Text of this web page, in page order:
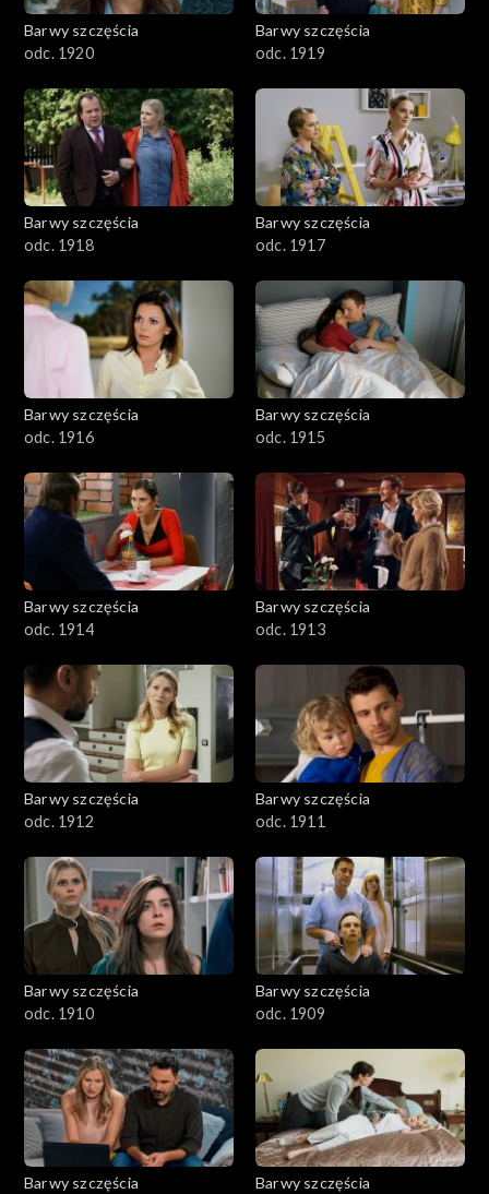
Barwy szczęścia
odc. 1920
Barwy szczęścia
odc. 1919
Barwy szczęścia
odc. 1918
Barwy szczęścia
odc. 1917
Barwy szczęścia
odc. 1916
Barwy szczęścia
odc. 1915
Barwy szczęścia
odc. 1914
Barwy szczęścia
odc. 1913
Barwy szczęścia
odc. 1912
Barwy szczęścia
odc. 1911
Barwy szczęścia
odc. 1910
Barwy szczęścia
odc. 1909
Barwy szczęścia
Barwy szczęścia